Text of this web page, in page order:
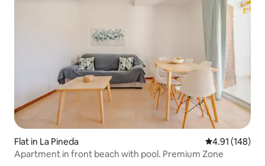
Flat in La Pineda 4.91 out of 5
4.91 (148)
Apartment in front beach with pool. Premium Zone